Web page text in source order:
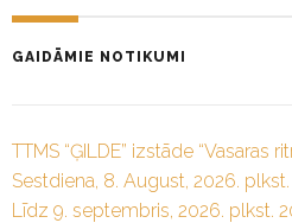
GAIDĀMIE NOTIKUMI
TTMS “ĢILDE” izstāde “Vasaras
Sestdiena, 8. August, 2026.
Līdz 9. septembris, 2026. plkst.